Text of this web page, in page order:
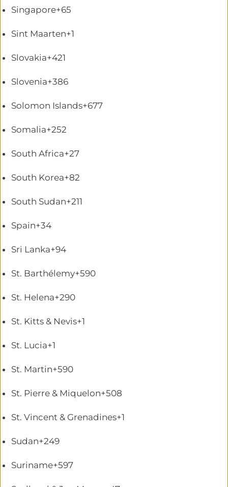
Singapore+65
Sint Maarten+1
Slovakia+421
Slovenia+386
Solomon Islands+677
Somalia+252
South Africa+27
South Korea+82
South Sudan+211
Spain+34
Sri Lanka+94
St. Barthélemy+590
St. Helena+290
St. Kitts & Nevis+1
St. Lucia+1
St. Martin+590
St. Pierre & Miquelon+508
St. Vincent & Grenadines+1
Sudan+249
Suriname+597